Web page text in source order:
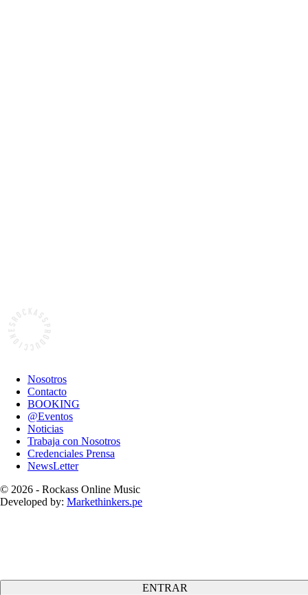
Nosotros
Contacto
BOOKING
@Eventos
Noticias
Trabaja con Nosotros
Credenciales Prensa
NewsLetter
© 2026 - Rockass Online Music
Developed by: Markethinkers.pe
ENTRAR